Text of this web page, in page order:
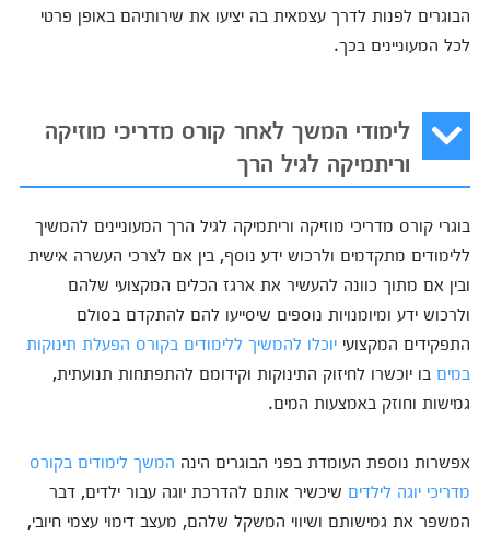
הבוגרים לפנות לדרך עצמאית בה יציעו את שירותיהם באופן פרטי
לכל המעוניינים בכך.
לימודי המשך לאחר קורס מדריכי מוזיקה
וריתמיקה לגיל הרך
בוגרי קורס מדריכי מוזיקה וריתמיקה לגיל הרך המעוניינים להמשיך
ללימודים מתקדמים ולרכוש ידע נוסף, בין אם לצרכי העשרה אישית
ובין אם מתוך כוונה להעשיר את ארגז הכלים המקצועי שלהם
ולרכוש ידע ומיומנויות נוספים שיסייעו להם להתקדם בסולם
התפקידים המקצועי יוכלו להמשיך ללימודים בקורס הפעלת תינוקות
במיםבו יוכשרו לחיזוק התינוקות וקידומם להתפתחות תנועתית,
גמישות וחוזק באמצעות המים.
אפשרות נוספת העומדת בפני הבוגרים הינה המשך לימודים בקורס
מדריכי יוגה לילדיםשיכשיר אותם להדרכת יוגה עבור ילדים, דבר
המשפר את גמישותם ושיווי המשקל שלהם, מעצב דימוי עצמי חיובי,